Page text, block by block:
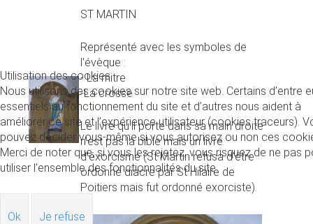
ST MARTIN
Représenté avec les symboles de
l'évèque :
- La mitre
-La crosse
Le livre qu'il porte dans sa main droite
n'est pas la bible mais un livre
d'éxorcisme (St Martin refusa d'être
ordonné diacre par St Hilaire de
Poitiers mais fut ordonné exorciste).
Utilisation des cookies
Nous utilisons des cookies sur notre site web. Certains d’entre
essentiels au fonctionnement du site et d’autres nous aident à
améliorer ce site et l’expérience utilisateur (cookies traceurs).
pouvez décider vous-même si vous autorisez ou non ces
Merci de noter que, si vous les rejetez, vous risquez de ne pas
utiliser l’ensemble des fonctionnalités du site.
Ok Je refuse